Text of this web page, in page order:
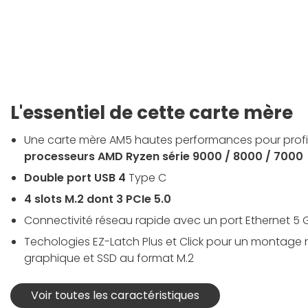
L'essentiel de cette carte mère
Une carte mère AM5 hautes performances pour
processeurs AMD Ryzen série 9000 / 8000 / 7000
Double port USB 4 Type C
4 slots M.2 dont 3 PCIe 5.0
Connectivité réseau rapide avec un port Ethernet 5
Techologies EZ-Latch Plus et Click pour un
graphique et SSD au format M.2
Voir toutes les caractéristiques